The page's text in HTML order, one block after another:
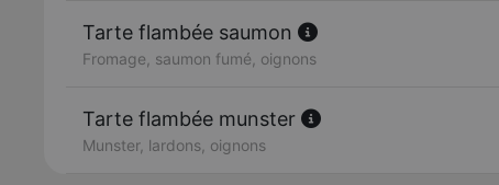
Tarte flambée saumon
Fromage, saumon fumé, oignons
Tarte flambée munster
Munster, lardons, oignons